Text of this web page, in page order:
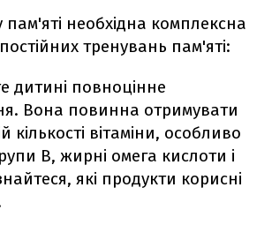
необхідна комплексна
тренувань пам'яті:
дитині повноцінне
Вона повинна отримувати
кількості вітаміни, особливо
В, жирні омега кислоти і
які продукти корисні